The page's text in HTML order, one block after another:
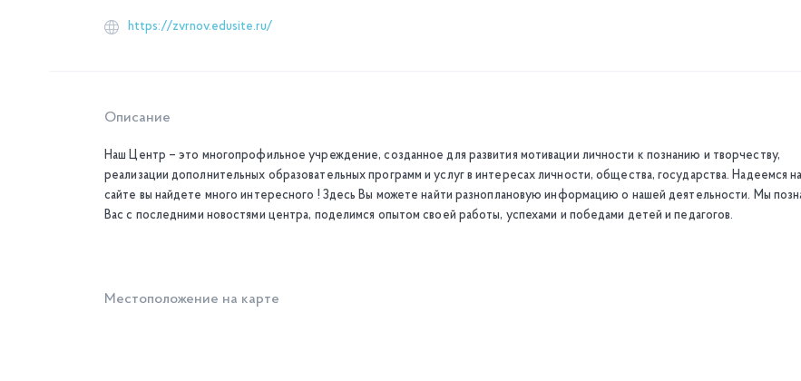
https://zvrnov.edusite.ru/
Описание
Наш Центр – это многопрофильное учреждение, созданное для развития мотивации личности к познанию и творчеству,
реализации дополнительных образовательных программ и услуг в интересах личности, общества, государства. Надеемся
сайте вы найдете много интересного ! Здесь Вы можете найти разноплановую информацию о нашей деятельности. Мы
Вас с последними новостями центра, поделимся опытом своей работы, успехами и победами детей и педагогов.
Местоположение на карте